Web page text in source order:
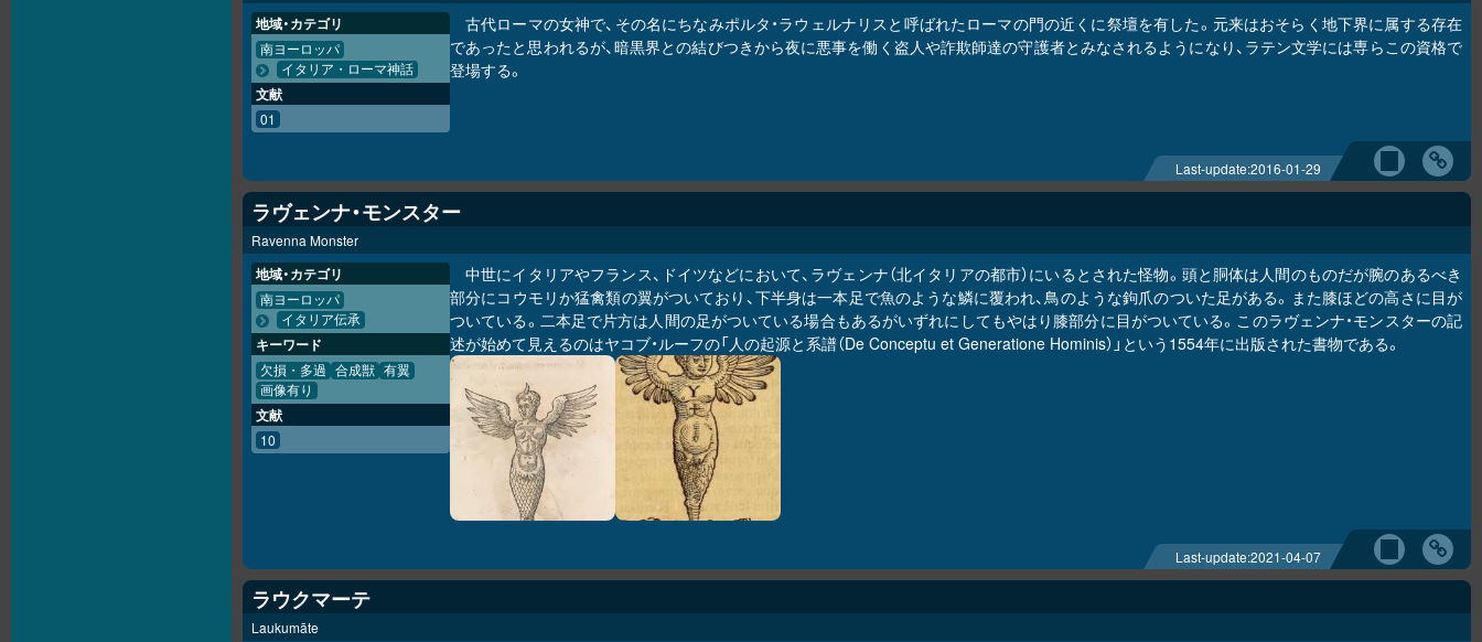
古代ローマの女神で、その名にちなみポルタ・ラウェルナリスと呼ばれたローマの門の近くに祭壇を有した。元来はおそらく地下界に属する存在
であったと思われるが、暗黒界との結びつきから夜に悪事を働く盗人や詐欺師達の守護者とみなされるようになり、ラテン文学には専らこの資格で
登場する。
地域・カテゴリ
南ヨーロッパ
イタリア・ローマ神話
文献
01
Last-update:2016-01-29
ラヴェンナ・モンスター
Ravenna Monster
中世にイタリアやフランス、ドイツなどにおいて、ラヴェンナ（北イタリアの都市）にいるとされた怪物。頭と胴体は人間のものだが腕のあるべき
部分にコウモリか猛禽類の翼がついており、下半身は一本足で魚のような鱗に覆われ、鳥のような鉤爪のついた足がある。また膝ほどの高さに目が
ついている。二本足で片方は人間の足がついている場合もあるがいずれにしてもやはり膝部分に目がついている。このラヴェンナ・モンスターの記
述が始めて見えるのはヤコブ・ルーフの「人の起源と系譜（De Conceptu et Generatione Hominis）」という1554年に出版された書物である。
地域・カテゴリ
南ヨーロッパ
イタリア伝承
キーワード
欠損・多過 合成獣 有翼
画像有り
文献
10
Last-update:2021-04-07
ラウクマーテ
Laukumāte